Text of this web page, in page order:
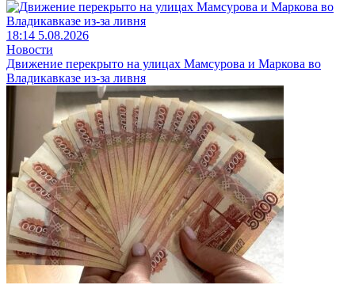
18:14 5.08.2026
Новости
Движение перекрыто на улицах Мамсурова и Маркова во
Владикавказе из-за ливня